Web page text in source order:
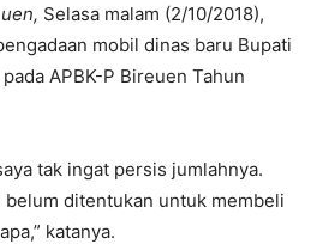
Selasa malam (2/10/2018),
mobil dinas baru Bupati
APBK-P Bireuen Tahun
tak ingat persis jumlahnya.
ditentukan untuk membeli
katanya.